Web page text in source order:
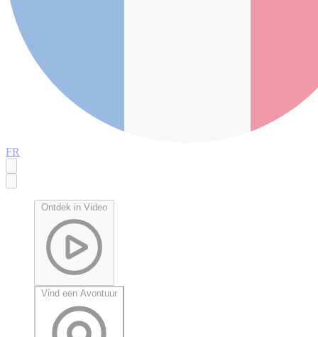
FR
Ontdek in Video
Vind een Avontuur